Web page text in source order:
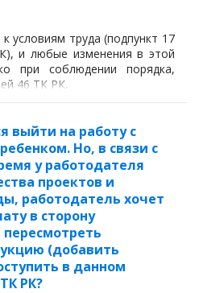
условиям труда (подпункт 17
и любые изменения в этой
при соблюдении порядка,
46 ТК РК.
выйти на работу с
Но, в связи с
у работодателя
проектов и
работодатель хочет
в сторону
(добавить
в данном
РК?